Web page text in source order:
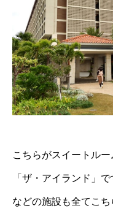
こちらがスイートル
「ザ・アイランド」
などの施設も全てこち